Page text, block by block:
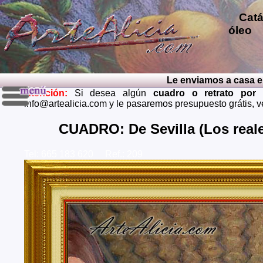
óleo
grátis
Cruz
Teruel,
Le enviamos a casa el
Atención: Si desea algún cuadro o retrato por
info@artealicia.com y le pasaremos presupuesto grátis,
CUADRO: De Sevilla (Los